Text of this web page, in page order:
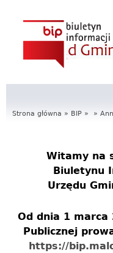
Strona główna » BIP » »
Witamy na
Biuletynu
Urzędu
Od dnia 1
Publicznej
https://